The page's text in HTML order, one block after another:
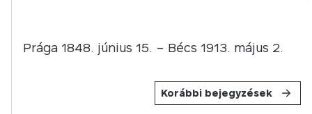
Prága 1848. június 15. – Bécs 1913. május 2.
Korábbi bejegyzések